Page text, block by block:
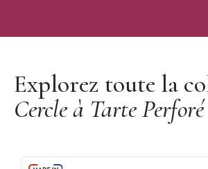
Explorez toute la
Cercle à Tarte Perforé